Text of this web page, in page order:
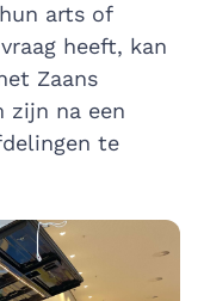
arts of
heeft, kan
Zaans
zijn na een
te